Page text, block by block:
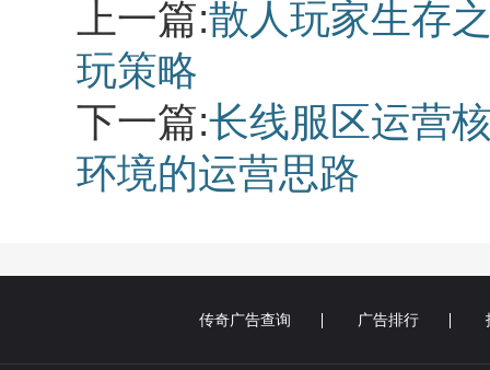
上一篇:散人玩家生存
玩策略
下一篇:长线服区运营
环境的运营思路
传奇广告查询 广告排行